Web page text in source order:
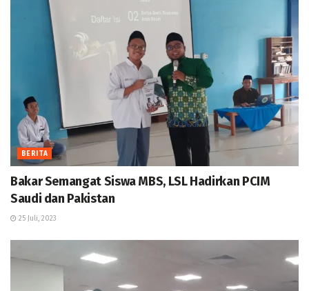
BERITA
Bakar Semangat Siswa MBS, LSL Hadirkan PCIM
Saudi dan Pakistan
25 Juli, 2023